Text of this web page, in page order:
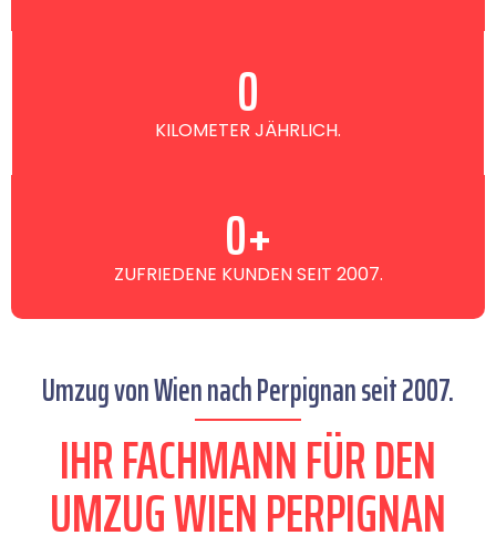
KILOMETER JÄHRLICH.
0
ZUFRIEDENE KUNDEN SEIT 2007.
0+
Umzug von Wien nach Perpignan seit 2007.
IHR FACHMANN FÜR DEN
UMZUG WIEN PERPIGNAN